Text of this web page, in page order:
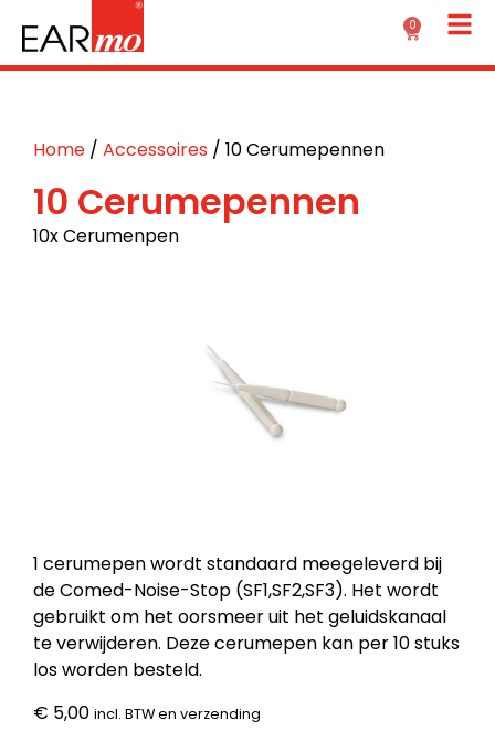
0
Home / Accessoires / 10 Cerumepennen
10 Cerumepennen
10x Cerumenpen
1 cerumepen wordt standaard meegeleverd bij
de Comed-Noise-Stop (SF1,SF2,SF3). Het wordt
gebruikt om het oorsmeer uit het geluidskanaal
te verwijderen. Deze cerumepen kan per 10 stuks
los worden besteld.
€ 5,00 incl. BTW en verzending